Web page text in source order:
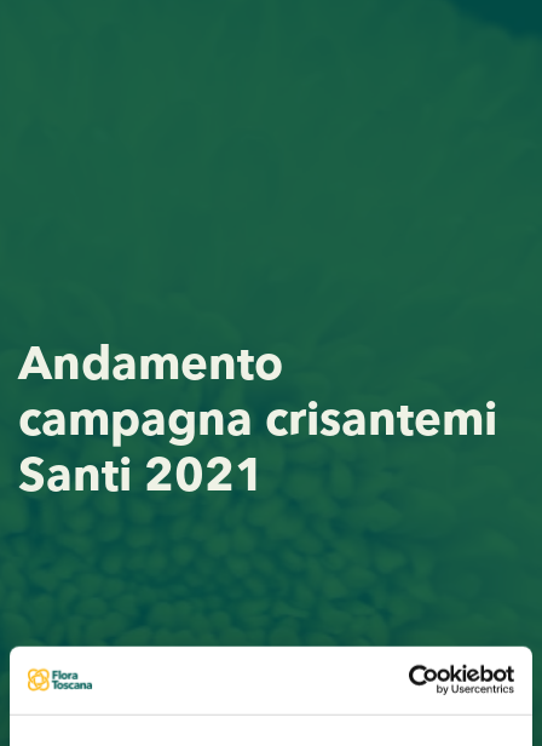
Andamento
campagna crisantemi
Santi 2021